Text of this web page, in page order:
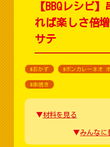
【BBQレシピ
れば楽しさ倍
サテ
#おかず #ボンカレーネオ
#串焼き
材料を見る
みんなに